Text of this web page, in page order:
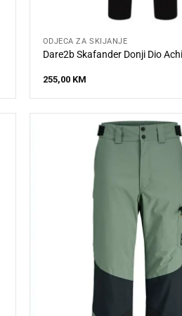
ODJEĆA ZA SKIJANJE
Dare2b Skafander Donji Dio
255,00 KM